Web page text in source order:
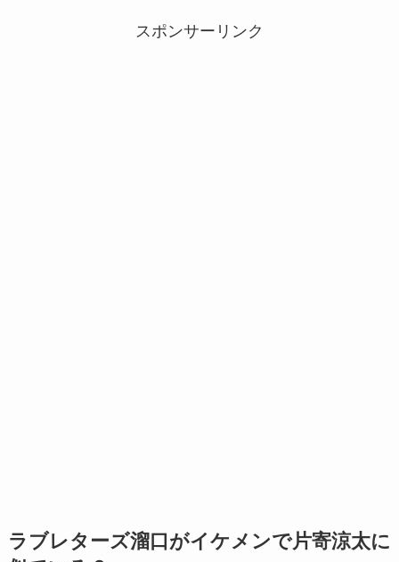
スポンサーリンク
ラブレターズ溜口がイケメンで片寄涼太に